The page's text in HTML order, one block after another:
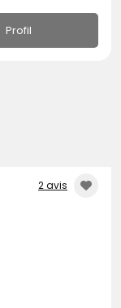
Profil
2 avis